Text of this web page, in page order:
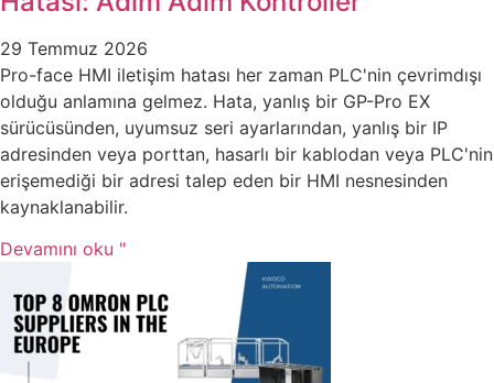
29 Temmuz 2026
Pro-face HMI iletişim hatası her zaman PLC'nin çevrimdışı
olduğu anlamına gelmez. Hata, yanlış bir GP-Pro EX
sürücüsünden, uyumsuz seri ayarlarından, yanlış bir IP
adresinden veya porttan, hasarlı bir kablodan veya PLC'nin
erişemediği bir adresi talep eden bir HMI nesnesinden
kaynaklanabilir.
Devamını oku "